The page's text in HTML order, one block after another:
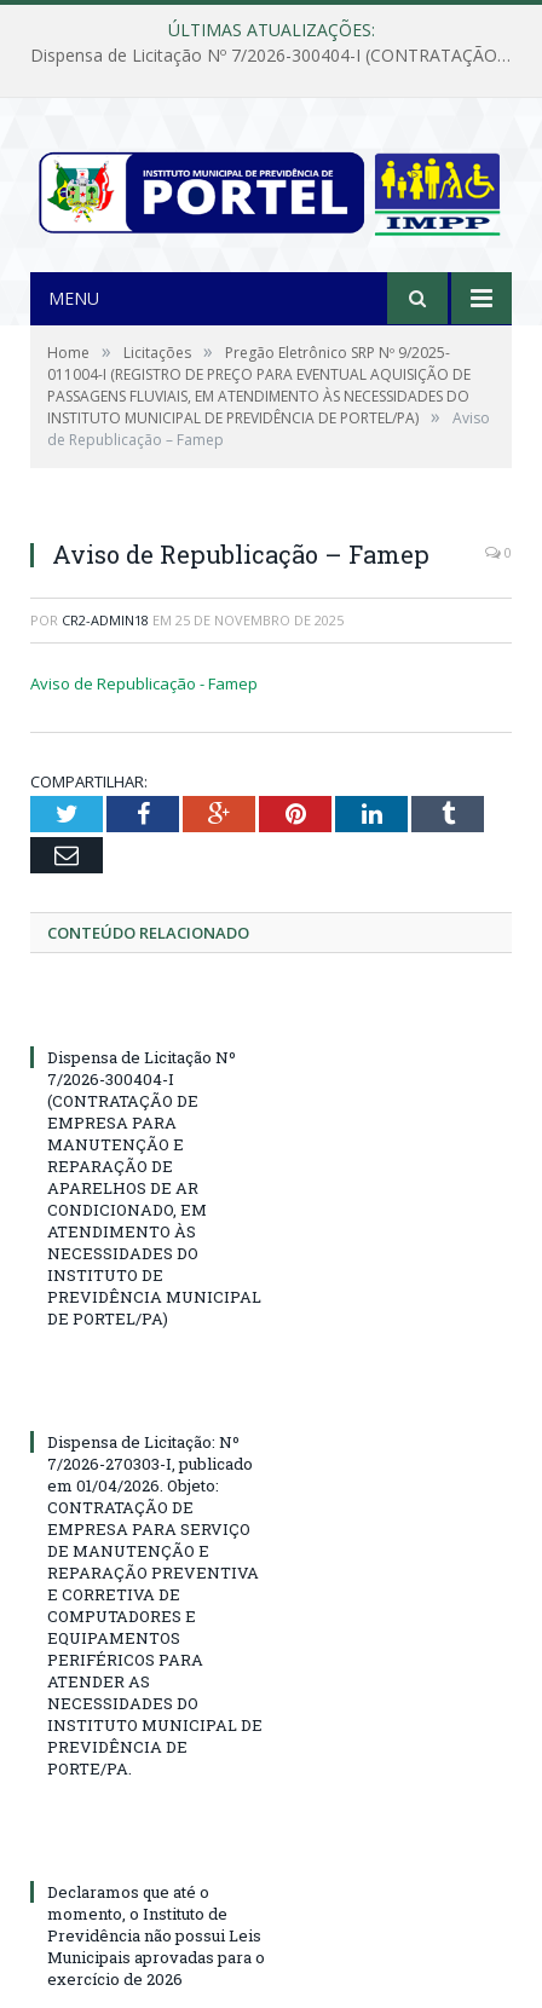
ÚLTIMAS ATUALIZAÇÕES:
Dispensa de Licitação Nº 7/2026-300404-I (CONTRATAÇÃO DE EMPRESA PARA MANUTENÇÃO E REPARAÇÃO DE APARELHOS DE AR CONDICIONADO, EM ATENDIMENTO ÀS NECESSIDADES DO INSTITUTO DE PREVIDÊNCIA MUNICIPAL DE PORTEL/PA)
MENU
Home » Licitações »
Pregão Eletrônico SRP Nº 9/2025-
011004-I (REGISTRO DE PREÇO PARA EVENTUAL AQUISIÇÃO DE
PASSAGENS FLUVIAIS, EM ATENDIMENTO ÀS NECESSIDADES DO
INSTITUTO MUNICIPAL DE PREVIDÊNCIA DE PORTEL/PA) »
Aviso
de Republicação – Famep
Aviso de Republicação – Famep 0
POR CR2-ADMIN18 EM 25 DE NOVEMBRO DE 2025
Aviso de Republicação - Famep
COMPARTILHAR:
TwitterFacebookGoogle+PinterestLinkedInTumblr
Email
CONTEÚDO RELACIONADO
Dispensa de Licitação Nº
7/2026-300404-I
(CONTRATAÇÃO DE
EMPRESA PARA
MANUTENÇÃO E
REPARAÇÃO DE
APARELHOS DE AR
CONDICIONADO, EM
ATENDIMENTO ÀS
NECESSIDADES DO
INSTITUTO DE
PREVIDÊNCIA MUNICIPAL
DE PORTEL/PA)
Dispensa de Licitação: Nº
7/2026-270303-I, publicado
em 01/04/2026. Objeto:
CONTRATAÇÃO DE
EMPRESA PARA SERVIÇO
DE MANUTENÇÃO E
REPARAÇÃO PREVENTIVA
E CORRETIVA DE
COMPUTADORES E
EQUIPAMENTOS
PERIFÉRICOS PARA
ATENDER AS
NECESSIDADES DO
INSTITUTO MUNICIPAL DE
PREVIDÊNCIA DE
PORTE/PA.
Declaramos que até o
momento, o Instituto de
Previdência não possui Leis
Municipais aprovadas para o
exercício de 2026